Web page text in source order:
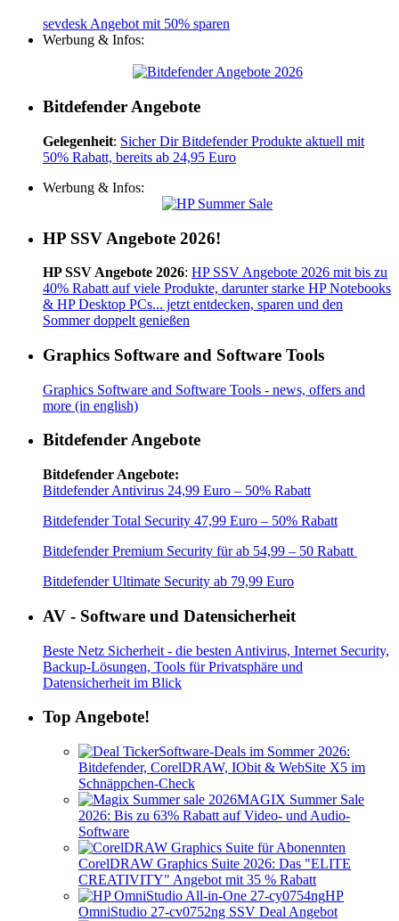
sevdesk Angebot mit 50% sparen
Werbung & Infos:
Bitdefender Angebote
Gelegenheit: Sicher Dir Bitdefender Produkte aktuell mit
50% Rabatt, bereits ab 24,95 Euro
Werbung & Infos:
HP SSV Angebote 2026!
HP SSV Angebote 2026: HP SSV Angebote 2026 mit bis zu
40% Rabatt auf viele Produkte, darunter starke HP Notebooks
& HP Desktop PCs... jetzt entdecken, sparen und den
Sommer doppelt genießen
Graphics Software and Software Tools
Graphics Software and Software Tools - news, offers and
more (in english)
Bitdefender Angebote
Bitdefender Angebote:
Bitdefender Antivirus 24,99 Euro – 50% Rabatt
Bitdefender Total Security 47,99 Euro – 50% Rabatt
Bitdefender Premium Security für ab 54,99 – 50 Rabatt
Bitdefender Ultimate Security ab 79,99 Euro
AV - Software und Datensicherheit
Beste Netz Sicherheit - die besten Antivirus, Internet Security,
Backup-Lösungen, Tools für Privatsphäre und
Datensicherheit im Blick
Top Angebote!
Software-Deals im Sommer 2026:
Bitdefender, CorelDRAW, IObit & WebSite X5 im
Schnäppchen-Check
MAGIX Summer Sale
2026: Bis zu 63% Rabatt auf Video- und Audio-
Software
CorelDRAW Graphics Suite 2026: Das "ELITE
CREATIVITY" Angebot mit 35 % Rabatt
HP
OmniStudio 27-cv0752ng SSV Deal Angebot